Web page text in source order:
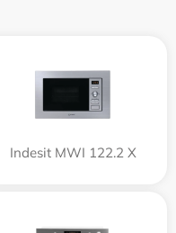
Indesit MWI 122.2 X